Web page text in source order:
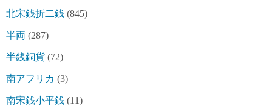
北宋銭折二銭 (845)
半両 (287)
半銭銅貨 (72)
南アフリカ (3)
南宋銭小平銭 (11)